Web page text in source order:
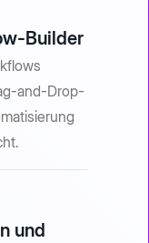
Builder
and-Drop-
und